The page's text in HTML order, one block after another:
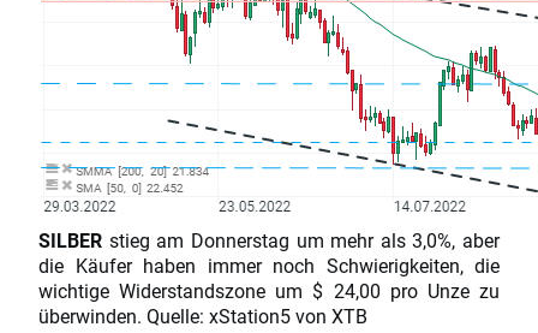
SILBER stieg am Donnerstag um mehr als 3,0%, aber
die Käufer haben immer noch Schwierigkeiten, die
wichtige Widerstandszone um $ 24,00 pro Unze zu
überwinden. Quelle: xStation5 von XTB